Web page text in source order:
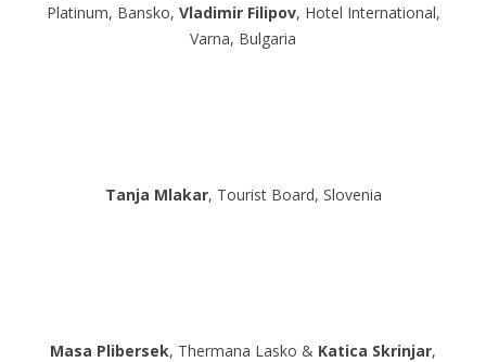
Platinum, Bansko, Vladimir Filipov, Hotel International,
Varna, Bulgaria
Tanja Mlakar, Tourist Board, Slovenia
Masa Plibersek, Thermana Lasko & Katica Skrinjar,